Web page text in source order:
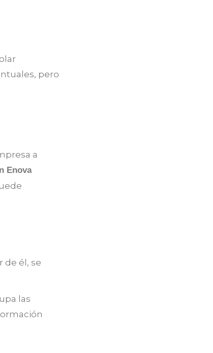
pero
a
Enova
de él, se
las